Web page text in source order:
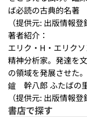
ば必読の古典的名著
（提供元: 出版情報
著者紹介：
エリク・H・エリク
精神分析家。発達を
の領域を発展させた。
鑪　幹八郎 ふたばの
（提供元: 出版情報
書店で探す